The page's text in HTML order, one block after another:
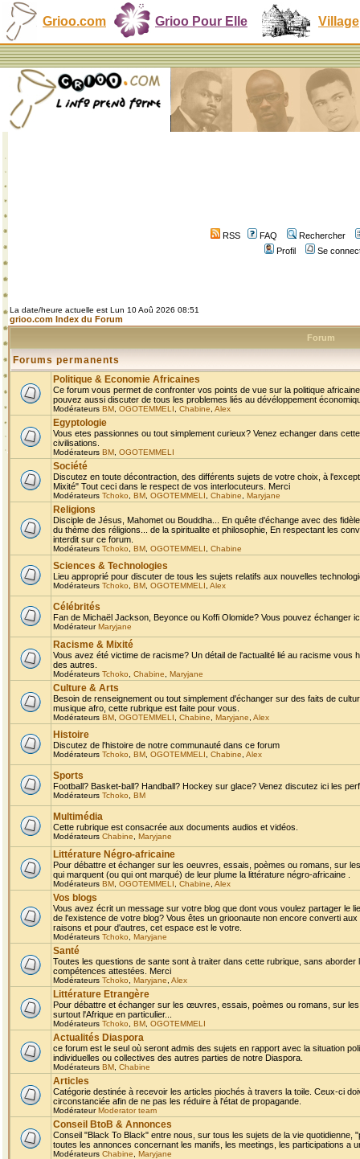
Grioo.com Grioo Pour Elle Village
RSS FAQ
Rechercher
Profil
Se
La date/heure actuelle est Lun 10 Aoû 2026 08:51
grioo.com Index du Forum
Forum
Forums permanents
Politique & Economie Africaines
Ce forum vous permet de confronter vos points de vue sur la politique
pouvez aussi discuter de tous les problemes liés au dévéloppement
Modérateurs BM OGOTEMMELI Chabine Alex
Egyptologie
Vous etes passionnes ou tout simplement curieux? Venez echanger dans
civilisations.
Modérateurs BM OGOTEMMELI
Société
Discutez en toute décontraction, des différents sujets de votre choix, à
Mixité" Tout ceci dans le respect de vos interlocuteurs. Merci
Modérateurs Tchoko BM OGOTEMMELI Chabine Maryjane
Religions
Disciple de Jésus, Mahomet ou Bouddha... En quête d'échange avec des
du thème des réligions... de la spiritualite et philosophie, En respectant les
interdit sur ce forum.
Modérateurs Tchoko BM OGOTEMMELI Chabine
Sciences & Technologies
Lieu approprié pour discuter de tous les sujets relatifs aux nouvelles
Modérateurs Tchoko BM OGOTEMMELI Alex
Célébrités
Fan de Michaël Jackson, Beyonce ou Koffi Olomide? Vous pouvez échanger
ModérateurMaryjane
Racisme & Mixité
Vous avez été victime de racisme? Un détail de l'actualité lié au racisme
des autres.
Modérateurs Tchoko Chabine Maryjane
Culture & Arts
Besoin de renseignement ou tout simplement d'échanger sur des faits de
musique afro, cette rubrique est faite pour vous.
Modérateurs BM OGOTEMMELI Chabine Maryjane Alex
Histoire
Discutez de l'histoire de notre communauté dans ce forum
Modérateurs Tchoko BM OGOTEMMELI Chabine Alex
Sports
Football? Basket-ball? Handball? Hockey sur glace? Venez discutez ici les
Modérateurs Tchoko BM
Multimédia
Cette rubrique est consacrée aux documents audios et vidéos.
Modérateurs Chabine Maryjane
Littérature Négro-africaine
Pour débattre et échanger sur les oeuvres, essais, poèmes ou romans, sur
qui marquent (ou qui ont marqué) de leur plume la littérature négro-africaine .
Modérateurs BM OGOTEMMELI Chabine Alex
Vos blogs
Vous avez écrit un message sur votre blog que dont vous voulez partager le
de l'existence de votre blog? Vous êtes un grioonaute non encore converti
raisons et pour d'autres, cet espace est le votre.
Modérateurs Tchoko Maryjane
Santé
Toutes les questions de sante sont à traiter dans cette rubrique, sans
compétences attestées. Merci
Modérateurs Tchoko Maryjane Alex
Littérature Etrangère
Pour débattre et échanger sur les œuvres, essais, poèmes ou romans, sur
surtout l'Afrique en particulier...
Modérateurs Tchoko BM OGOTEMMELI
Actualités Diaspora
ce forum est le seul où seront admis des sujets en rapport avec la situation
individuelles ou collectives des autres parties de notre Diaspora.
Modérateurs BM Chabine
Articles
Catégorie destinée à recevoir les articles piochés à travers la toile. Ceux-ci
circonstanciée afin de ne pas les réduire à l'état de propagande.
ModérateurModerator team
Conseil BtoB & Annonces
Conseil "Black To Black" entre nous, sur tous les sujets de la vie
toutes les annonces concernant les manifs, les meetings, les participations a
Modérateurs Chabine Maryjane